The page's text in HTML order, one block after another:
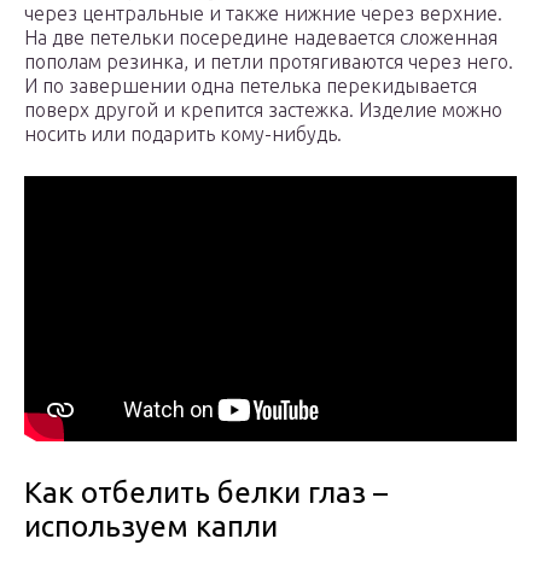
через центральные и также нижние через верхние.
На две петельки посередине надевается сложенная
пополам резинка, и петли протягиваются через него.
И по завершении одна петелька перекидывается
поверх другой и крепится застежка. Изделие можно
носить или подарить кому-нибудь.
Как отбелить белки глаз –
используем капли